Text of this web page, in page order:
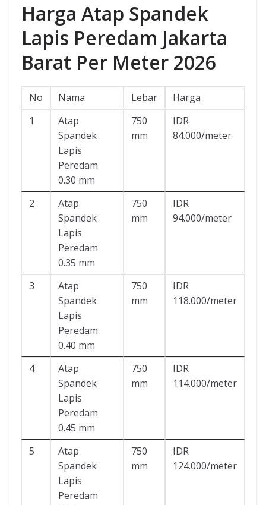
Harga Atap Spandek
Lapis Peredam Jakarta
Barat Per Meter 2026
No Nama Lebar
Harga
1
Atap
Spandek
Lapis
Peredam
0.30 mm
750
mm
IDR
84.000/meter
2
Atap
Spandek
Lapis
Peredam
0.35 mm
750
mm
IDR
94.000/meter
3
Atap
Spandek
Lapis
Peredam
0.40 mm
750
mm
IDR
118.000/meter
4
Atap
Spandek
Lapis
Peredam
0.45 mm
750
mm
IDR
114.000/meter
5
Atap
Spandek
Lapis
Peredam
750
mm
IDR
124.000/meter